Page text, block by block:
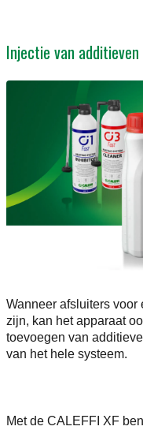
Injectie van additieven
Wanneer afsluiters voor
zijn, kan het apparaat
toevoegen van
van het hele systeem.
Met de CALEFFI XF